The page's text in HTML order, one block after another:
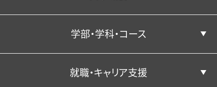
コンピテンシー向上につながる活動
学長あいさつ／建学の精神
沿革
学部・学科・コース
学部・学科・コース
就職・キャリア支援